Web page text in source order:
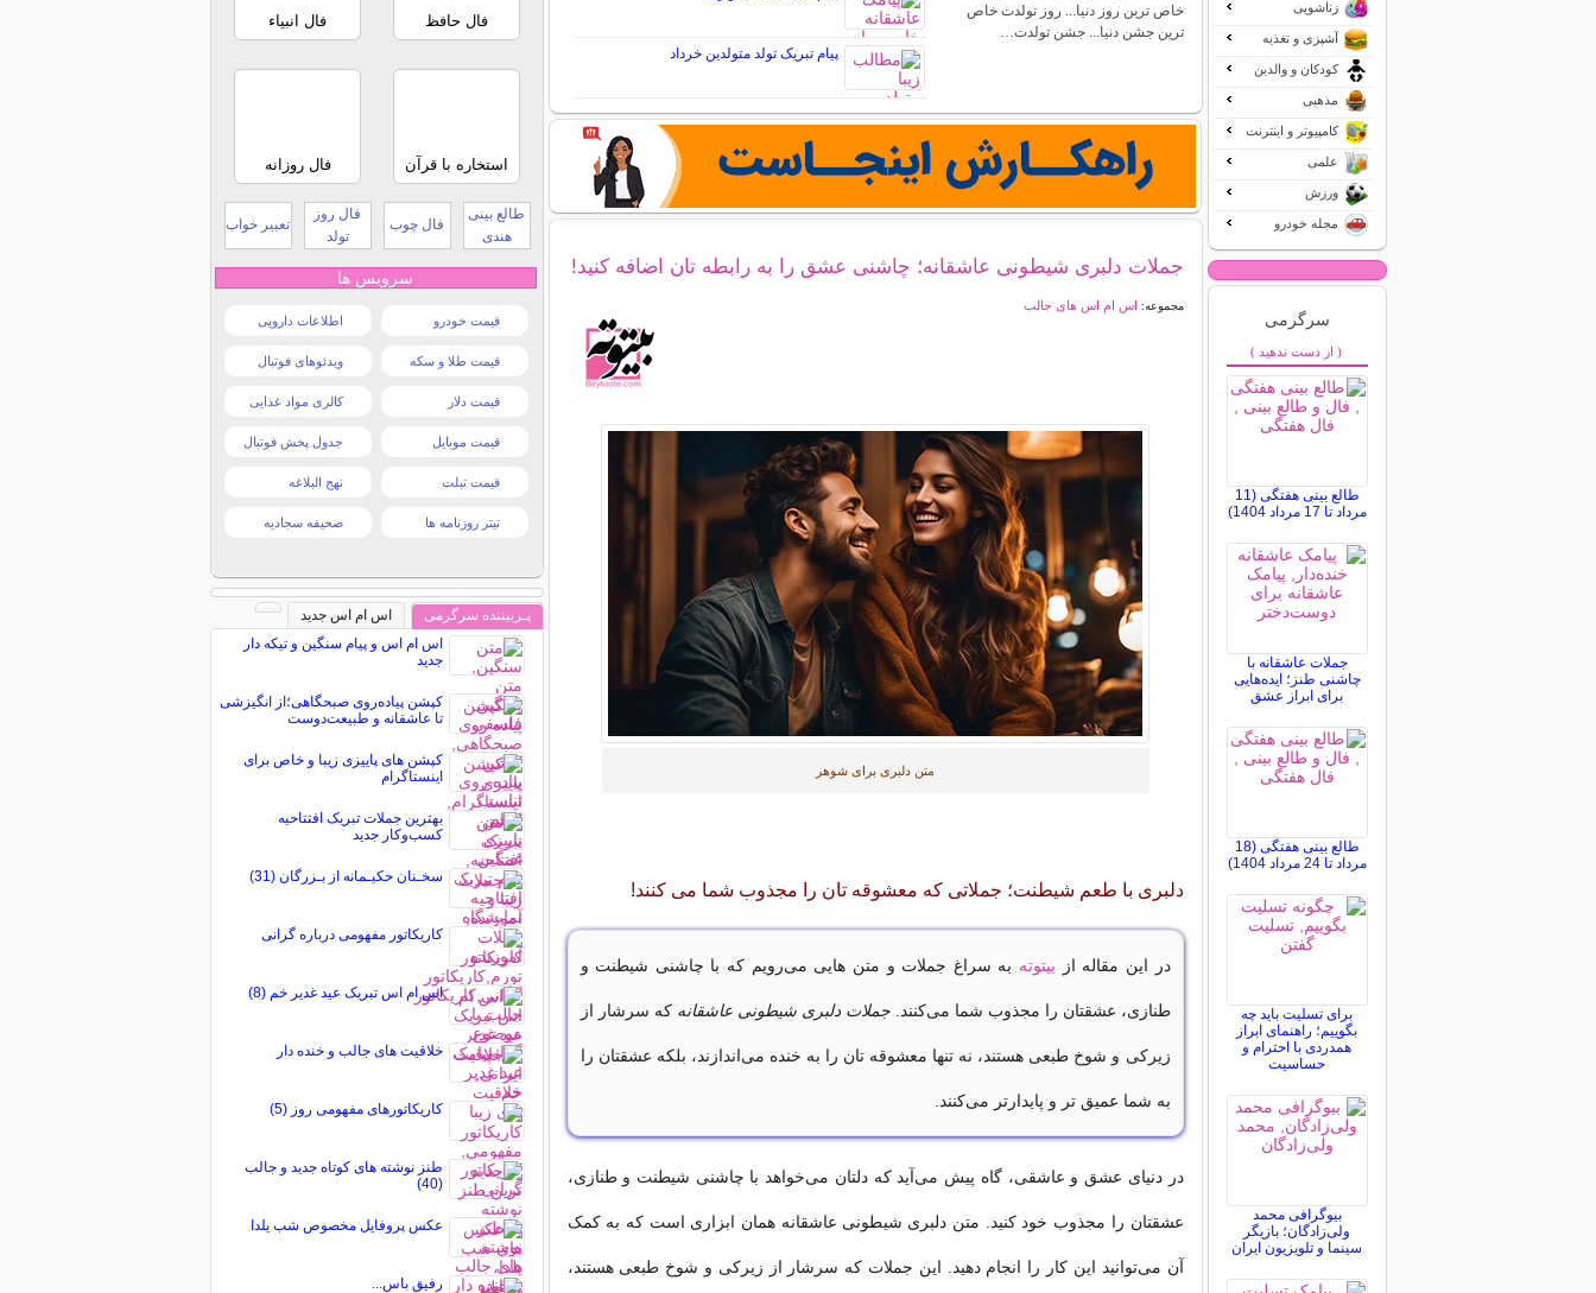
خاص ترین روز دنیا... روز تولدت خاص
ترین جشن دنیا... جشن تولدت…
پیام تبریک تولد متولدین خرداد
جملات دلبری شیطونی عاشقانه؛ چاشنی عشق را به رابطه تان اضافه کنید!
مجموعه: اس ام اس های جالب
متن دلبری برای شوهر
دلبری با طعم شیطنت؛ جملاتی که معشوقه تان را مجذوب شما می کنند!
در این مقاله از بیتوته به سراغ جملات و متن هایی می‌رویم که با چاشنی شیطنت و
طنازی، عشقتان را مجذوب شما می‌کنند.جملات دلبری شیطونی عاشقانه که سرشار از
زیرکی و شوخ طبعی هستند، نه تنها معشوقه تان را به خنده می‌اندازند، بلکه عشقتان را
به شما عمیق تر و پایدارتر می‌کنند.
در دنیای عشق و عاشقی، گاه پیش می‌آید که دلتان می‌خواهد با چاشنی شیطنت و طنازی،
عشقتان را مجذوب خود کنید. متن دلبری شیطونی عاشقانه همان ابزاری است که به کمک
آن می‌توانید این کار را انجام دهید. این جملات که سرشار از زیرکی و شوخ طبعی هستند،
زناشویی
آشپزی و تغذیه
کودکان و والدین
مذهبی
کامپیوتر و اینترنت
علمی
ورزش
مجله خودرو
سرگرمی
( از دست ندهید )
طالع بینی هفتگی (11
مرداد تا 17 مرداد 1404)
جملات عاشقانه با
چاشنی طنز؛ ایده‌هایی
برای ابراز عشق
طالع بینی هفتگی (18
مرداد تا 24 مرداد 1404)
برای تسلیت باید چه
بگوییم؛ راهنمای ابراز
همدردی با احترام و
حساسیت
بیوگرافی محمد
ولی‌زادگان؛ بازیگر
سینما و تلویزیون ایران
فال حافظ فال انبیاء
استخاره با قرآن فال روزانه
طالع بینی
هندی
فال چوب
فال روز
تولد
تعبیر خواب
سرویس ها
قیمت خودرو اطلاعات دارویی
قیمت طلا و سکه ویدئوهای فوتبال
قیمت دلار کالری مواد غذایی
قیمت موبایل جدول پخش فوتبال
قیمت تبلت نهج البلاغه
تیتر روزنامه ها صحیفه سجادیه
پـربیننده سرگرمی
اس ام اس جدید
اس ام اس و پیام سنگین و تیکه دار
جدید
کپشن پیاده‌روی صبحگاهی؛از انگیزشی
تا عاشقانه و طبیعت‌دوست
کپشن های پاییزی زیبا و خاص برای
اینستاگرام
بهترین جملات تبریک افتتاحیه
کسب‌وکار جدید
سخـنان حکیـمانه از بـزرگان (31)
کاریکاتور مفهومی درباره گرانی
اس ام اس تبریک عید غدیر خم (8)
خلاقیت های جالب و خنده دار
کاریکاتورهای مفهومی روز (5)
طنز نوشته های کوتاه جدید و جالب
(40)
عکس پروفایل مخصوص شب یلدا
رفیق باس...